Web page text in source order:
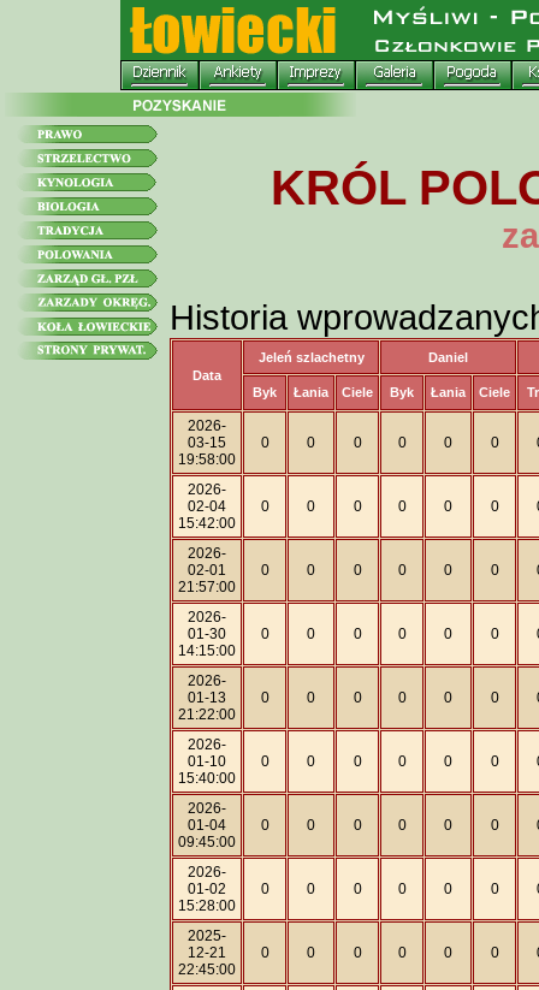
KRÓL
Historia
Data
Jeleń szlachetny Daniel
Byk Łania Ciele Byk Łania Ciele
2026-
03-15
19:58:00
0 0 0 0 0 0
2026-
02-04
15:42:00
0 0 0 0 0 0
2026-
02-01
21:57:00
0 0 0 0 0 0
2026-
01-30
14:15:00
0 0 0 0 0 0
2026-
01-13
21:22:00
0 0 0 0 0 0
2026-
01-10
15:40:00
0 0 0 0 0 0
2026-
01-04
09:45:00
0 0 0 0 0 0
2026-
01-02
15:28:00
0 0 0 0 0 0
2025-
12-21
22:45:00
0 0 0 0 0 0